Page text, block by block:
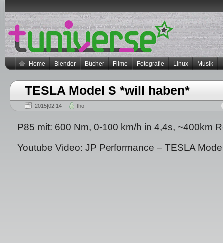
Home Blender Bücher Filme Fotografie Linux Musik
TESLA Model S *will haben*
2015|02|14 tho
P85 mit: 600 Nm, 0-100 km/h in 4,4s, ~400km
Youtube Video: JP Performance – TESLA